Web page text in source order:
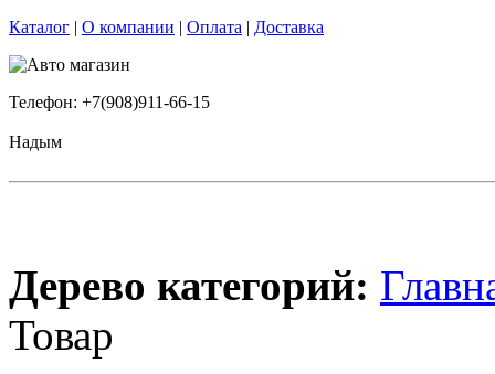
Каталог | О компании | Оплата | Доставка
Телефон: +7(908)911-66-15
Надым
Дерево категорий:
Товар